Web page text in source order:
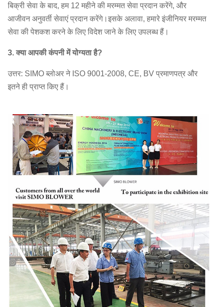
बिक्री सेवा के बाद, हम 12 महीने की मरम्मत सेवा प्रदान करेंगे, और
आजीवन अनुवर्ती सेवाएं प्रदान करेंगे।इसके अलावा, हमारे इंजीनियर मरम्मत
सेवा की पेशकश करने के लिए विदेश जाने के लिए उपलब्ध हैं।
3. क्या आपकी कंपनी में योग्यता है?
उत्तर: SIMO ब्लोअर ने ISO 9001-2008, CE, BV प्रमाणपत्र और
इतने ही प्राप्त किए हैं।